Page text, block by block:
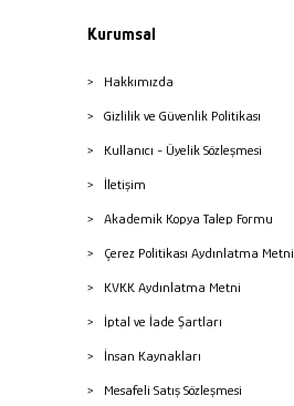
Kurumsal
Hakkımızda
Gizlilik ve Güvenlik Politikası
Kullanıcı - Üyelik Sözleşmesi
İletişim
Akademik Kopya Talep Formu
Çerez Politikası Aydınlatma Metni
KVKK Aydınlatma Metni
İptal ve İade Şartları
İnsan Kaynakları
Mesafeli Satış Sözleşmesi